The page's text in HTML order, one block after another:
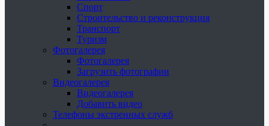
Спорт
Строительство и реконструкция
Транспорт
Туризм
Фотогалерея
Фотогалерея
Загрузить фотографии
Видеогалерея
Видеогалерея
Добавить видео
Телефоны экстренных служб